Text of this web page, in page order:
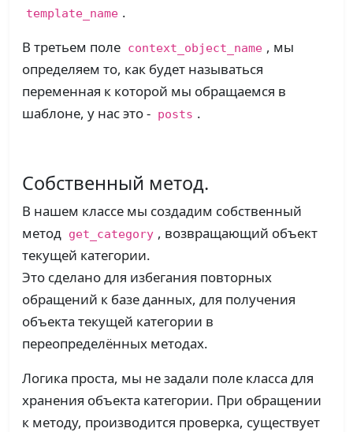
template_name .
В третьем поле context_object_name , мы
определяем то, как будет называться
переменная к которой мы обращаемся в
шаблоне, у нас это - posts .
Собственный метод.
В нашем классе мы создадим собственный
метод get_category , возвращающий объект
текущей категории.
Это сделано для избегания повторных
обращений к базе данных, для получения
объекта текущей категории в
переопределённых методах.
Логика проста, мы не задали поле класса для
хранения объекта категории. При обращении
к методу, производится проверка, существует